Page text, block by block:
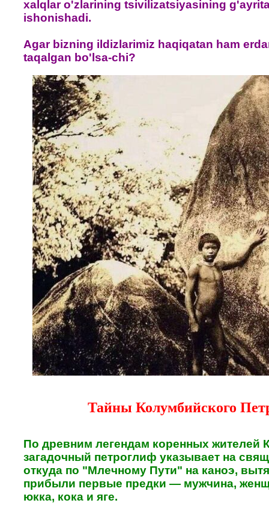
xalqlar o'zlarining tsivilizatsiyasining
ishonishadi.
Agar bizning ildizlarimiz haqiqatan ham
taqalgan bo'lsa-chi?
Тайны Колумбийского
По древним легендам коренных жителей
загадочный петроглиф указывает на
откуда по "Млечному Пути" на каноэ,
прибыли первые предки — мужчина,
юкка, кока и яге.